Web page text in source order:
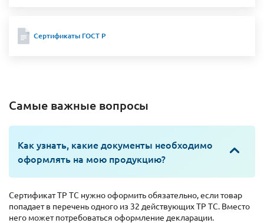
Сертификаты ГОСТ Р
Самые важные вопросы
Как узнать, какие документы необходимо
оформлять на мою продукцию?
Сертификат ТР ТС нужно оформить обязательно, если товар
попадает в перечень одного из 32 действующих ТР ТС. Вместо
него может потребоваться оформление декларации.